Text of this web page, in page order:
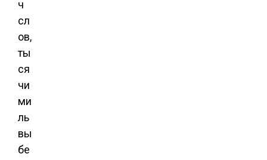
ч
сл
ов,
ты
ся
чи
ми
ль
вы
бе